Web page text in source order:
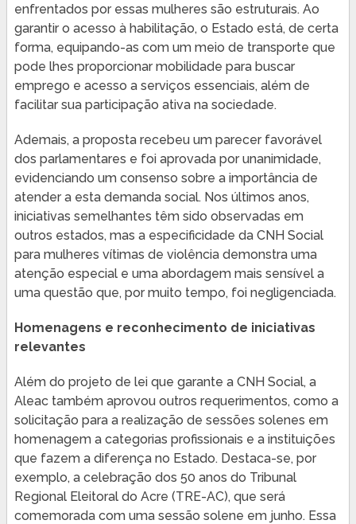
enfrentados por essas mulheres são estruturais. Ao
garantir o acesso à habilitação, o Estado está, de certa
forma, equipando-as com um meio de transporte que
pode lhes proporcionar mobilidade para buscar
emprego e acesso a serviços essenciais, além de
facilitar sua participação ativa na sociedade.
Ademais, a proposta recebeu um parecer favorável
dos parlamentares e foi aprovada por unanimidade,
evidenciando um consenso sobre a importância de
atender a esta demanda social. Nos últimos anos,
iniciativas semelhantes têm sido observadas em
outros estados, mas a especificidade da CNH Social
para mulheres vítimas de violência demonstra uma
atenção especial e uma abordagem mais sensível a
uma questão que, por muito tempo, foi negligenciada.
Homenagens e reconhecimento de iniciativas
relevantes
Além do projeto de lei que garante a CNH Social, a
Aleac também aprovou outros requerimentos, como a
solicitação para a realização de sessões solenes em
homenagem a categorias profissionais e a instituições
que fazem a diferença no Estado. Destaca-se, por
exemplo, a celebração dos 50 anos do Tribunal
Regional Eleitoral do Acre (TRE-AC), que será
comemorada com uma sessão solene em junho. Essa